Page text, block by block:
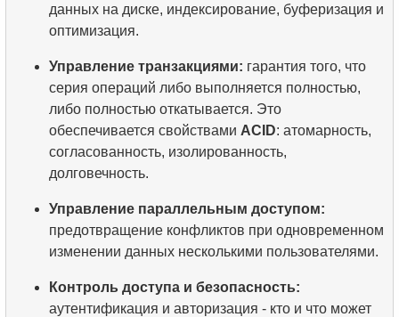
данных на диске, индексирование, буферизация и
оптимизация.
Управление транзакциями: гарантия того, что
серия операций либо выполняется полностью,
либо полностью откатывается. Это
обеспечивается свойствами ACID: атомарность,
согласованность, изолированность,
долговечность.
Управление параллельным доступом:
предотвращение конфликтов при одновременном
изменении данных несколькими пользователями.
Контроль доступа и безопасность:
аутентификация и авторизация - кто и что может